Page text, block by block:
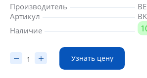
Производитель
Артикул
Наличие
Узнать цену